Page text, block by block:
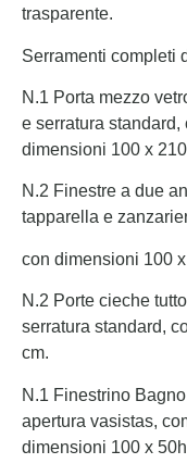
trasparente.
Serramenti completi
N.1 Porta mezzo
e serratura
dimensioni 100 x
N.2 Finestre a due
tapparella e
con dimensioni 100
N.2 Porte cieche
serratura standard,
cm.
N.1 Finestrino
apertura vasistas,
dimensioni 100 x